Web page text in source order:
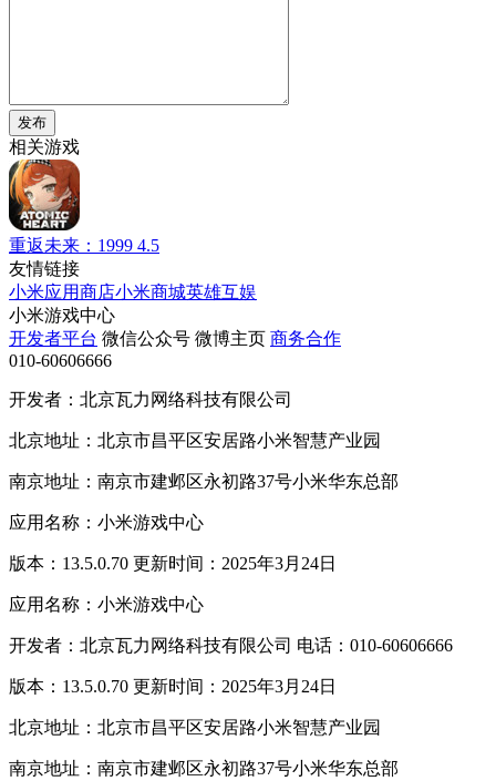
发布
相关游戏
重返未来：1999 4.5
友情链接
小米应用商店小米商城英雄互娱
小米游戏中心
开发者平台 微信公众号 微博主页 商务合作
010-60606666
开发者：北京瓦力网络科技有限公司
北京地址：北京市昌平区安居路小米智慧产业园
南京地址：南京市建邺区永初路37号小米华东总部
应用名称：小米游戏中心
版本：13.5.0.70 更新时间：2025年3月24日
应用名称：小米游戏中心
开发者：北京瓦力网络科技有限公司 电话：010-60606666
版本：13.5.0.70 更新时间：2025年3月24日
北京地址：北京市昌平区安居路小米智慧产业园
南京地址：南京市建邺区永初路37号小米华东总部